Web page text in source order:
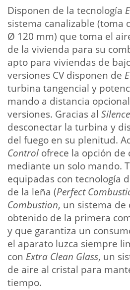
Disponen de la tecnología
sistema canalizable (toma
Ø 120 mm) que toma el
de la vivienda para su
apto para viviendas de
versiones CV disponen de
turbina tangencial y
mando a distancia
versiones. Gracias al
desconectar la turbina y
del fuego en su plenitud.
Control ofrece la opción
mediante un solo mando.
equipadas con tecnología
de la leña (Perfect
Combustion, un sistema de
obtenido de la primera
y que garantiza un
el aparato luzca siempre
con Extra Clean Glass, un
de aire al cristal para
tiempo.